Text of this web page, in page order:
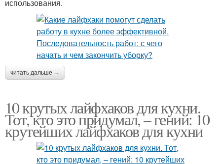
использования.
читать дальше →
10 крутых лайфхаков для кухни.
Тот, кто это придумал, – гений: 10
крутейших лайфхаков для кухни